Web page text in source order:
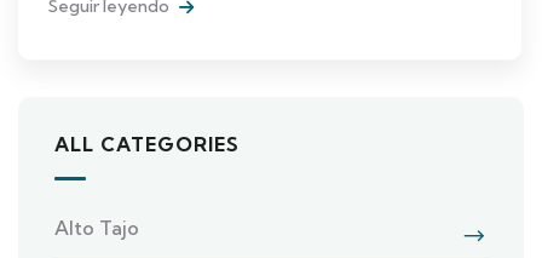
Seguir leyendo
ALL CATEGORIES
Alto Tajo